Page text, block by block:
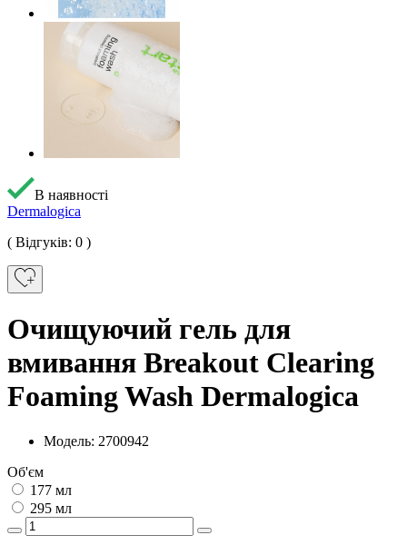
В наявності
Dermalogica
( Відгуків: 0 )
Очищуючий гель для
вмивання Breakout Clearing
Foaming Wash Dermalogica
Модель: 2700942
Об'єм
177 мл
295 мл